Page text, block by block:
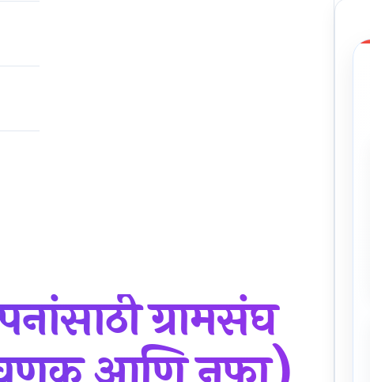
ग्रामसंघ